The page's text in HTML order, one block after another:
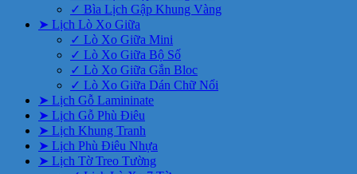
✓ Bìa Lịch Gập Khung Vàng
➤ Lịch Lò Xo Giữa
✓ Lò Xo Giữa Mini
✓ Lò Xo Giữa Bộ Số
✓ Lò Xo Giữa Gắn Bloc
✓ Lò Xo Giữa Dán Chữ Nổi
➤ Lịch Gỗ Lamininate
➤ Lịch Gỗ Phù Điêu
➤ Lịch Khung Tranh
➤ Lịch Phù Điêu Nhựa
➤ Lịch Tờ Treo Tường